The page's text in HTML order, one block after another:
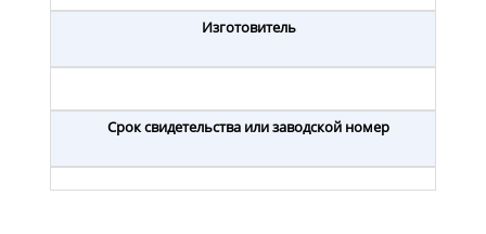
Изготовитель
Срок свидетельства или заводской номер